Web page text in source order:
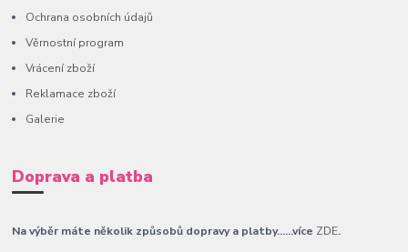
Ochrana osobních údajů
Věrnostní program
Vrácení zboží
Reklamace zboží
Galerie
Doprava a platba
Na výběr máte několik způsobů dopravy a platby......více ZDE.